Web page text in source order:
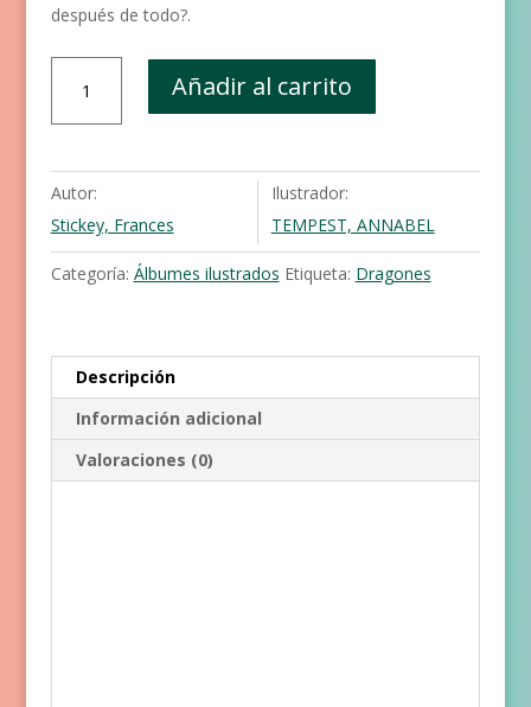
después de todo?.
dragonas
de
cantidad
Añadir al carrito
Autor:
Stickey, Frances
Ilustrador:
TEMPEST, ANNABEL
Categoría: Álbumes ilustrados Etiqueta: Dragones
Descripción
Información adicional
Valoraciones (0)